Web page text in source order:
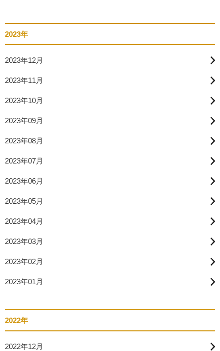
2023年
2023年12月
2023年11月
2023年10月
2023年09月
2023年08月
2023年07月
2023年06月
2023年05月
2023年04月
2023年03月
2023年02月
2023年01月
2022年
2022年12月